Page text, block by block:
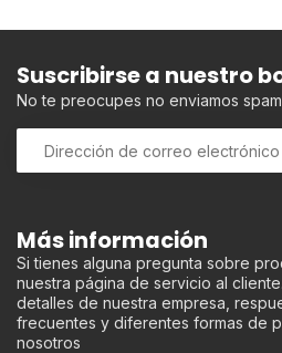
Más información
Si tienes alguna pregunta sobre
nuestra página de servicio al
detalles de nuestra empresa,
frecuentes y diferentes formas de
nosotros
Suscribirse a nuestro
No te preocupes no enviamos spam